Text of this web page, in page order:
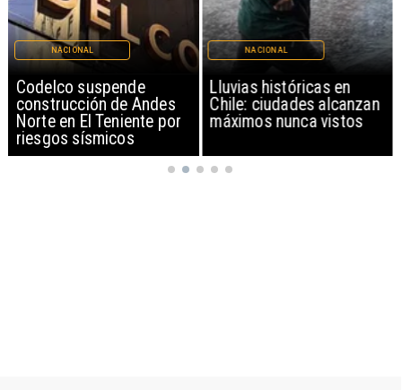
Codelco suspende
construcción de Andes
Norte en El Teniente por
riesgos sísmicos
NACIONAL
Lluvias históricas en
Chile: ciudades alcanzan
máximos nunca vistos
NACIONAL